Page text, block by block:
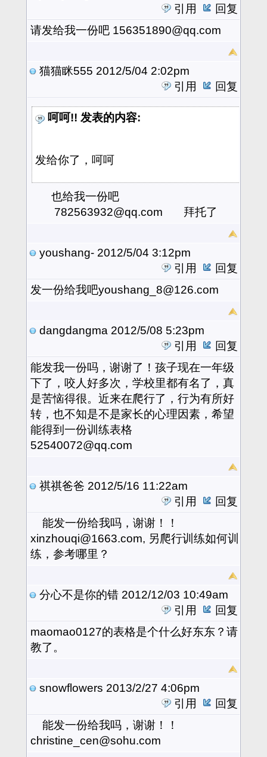
引用
回复
请发给我一份吧 156351890@qq.com
猫猫眯555 2012/5/04 2:02pm
引用
回复
呵呵!! 发表的内容:
发给你了，呵呵
也给我一份吧
782563932@qq.com 拜托了
youshang- 2012/5/04 3:12pm
引用
回复
发一份给我吧youshang_8@126.com
dangdangma 2012/5/08 5:23pm
引用
回复
能发我一份吗，谢谢了！孩子现在一年级
下了，咬人好多次，学校里都有名了，真
是苦恼得很。近来在爬行了，行为有所好
转，也不知是不是家长的心理因素，希望
能得到一份训练表格
52540072@qq.com
祺祺爸爸 2012/5/16 11:22am
引用
回复
能发一份给我吗，谢谢！！
xinzhouqi@1663.com, 另爬行训练如何训
练，参考哪里？
分心不是你的错 2012/12/03 10:49am
引用
回复
maomao0127的表格是个什么好东东？请
教了。
snowflowers 2013/2/27 4:06pm
引用
回复
能发一份给我吗，谢谢！！
christine_cen@sohu.com